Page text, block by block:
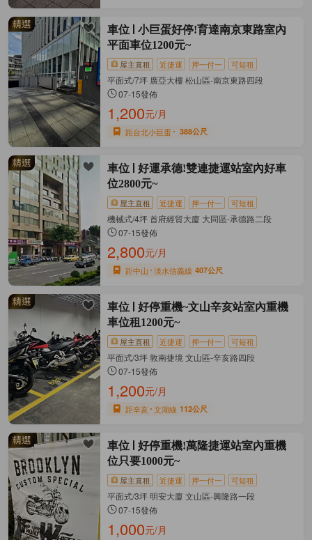
車位
小巨蛋好停!育達南京東路室內
平面車位1200元~
屋主直租 近捷運 押一付一 可短租
平面式/7坪 廣亞大樓 松山區-南京東路四段
07-15發佈
1,200元/月
距台北小巨蛋 388公尺
車位
好運承德!雙連捷運站室內好車
位2800元~
屋主直租 近捷運 押一付一 可短租
機械式/4坪 首府經貿大廈 大同區-承德路二段
07-15發佈
2,800元/月
距中山 淡水信義線 407公尺
車位
好停重機~文山辛亥站室內重機
車位租1200元~
屋主直租 近捷運 押一付一 可短租
平面式/3坪 敦南捷境 文山區-辛亥路四段
07-15發佈
1,200元/月
距辛亥 文湖線 112公尺
車位
好停重機!萬隆捷運站室內重機
位只要1000元~
屋主直租 近捷運 押一付一 可短租
平面式/3坪 明安大廈 文山區-興隆路一段
07-15發佈
1,000元/月